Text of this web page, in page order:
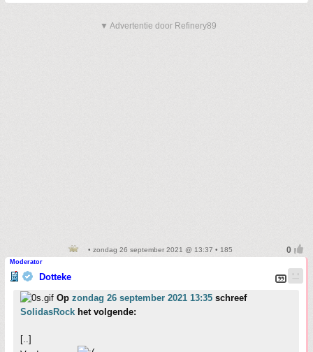
▼ Advertentie door Refinery89
• zondag 26 september 2021 @ 13:37 • 185
Moderator
Dotteke
Op zondag 26 september 2021 13:35 schreef
SolidasRock het volgende:
[..]